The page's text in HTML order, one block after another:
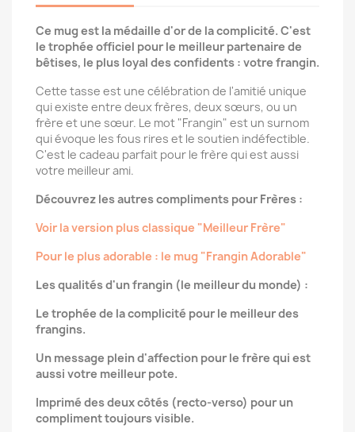
Ce mug est la médaille d'or de la complicité. C'est
le trophée officiel pour le meilleur partenaire de
bêtises, le plus loyal des confidents : votre frangin.
Cette tasse est une célébration de l'amitié unique
qui existe entre deux frères, deux sœurs, ou un
frère et une sœur. Le mot "Frangin" est un surnom
qui évoque les fous rires et le soutien indéfectible.
C'est le cadeau parfait pour le frère qui est aussi
votre meilleur ami.
Découvrez les autres compliments pour Frères :
Voir la version plus classique "Meilleur Frère"
Pour le plus adorable : le mug "Frangin Adorable"
Les qualités d'un frangin (le meilleur du monde) :
Le trophée de la complicité pour le meilleur des
frangins.
Un message plein d'affection pour le frère qui est
aussi votre meilleur pote.
Imprimé des deux côtés (recto-verso) pour un
compliment toujours visible.